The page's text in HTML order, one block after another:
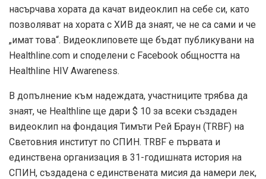
насърчава хората да качат видеоклип на себе си, като
позволяват на хората с ХИВ да знаят, че не са сами и че
„имат това“. Видеоклиповете ще бъдат публикувани на
Healthline.com и споделени с Facebook общността на
Healthline HIV Awareness.
В допълнение към надеждата, участниците трябва да
знаят, че Healthline ще дари $ 10 за всеки създаден
видеоклип на фондация Тимъти Рей Браун (TRBF) на
Световния институт по СПИН. TRBF е първата и
единствена организация в 31-годишната история на
СПИН, създадена с единствената мисия да намери лек,